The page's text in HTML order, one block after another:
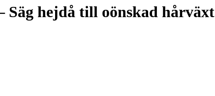
hejdå till oönskad hårväxt